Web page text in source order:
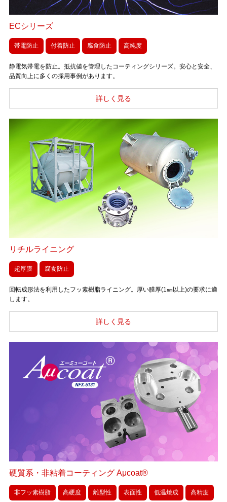
ECシリーズ
帯電防止 付着防止 腐食防止 高純度
静電気帯電を防止。抵抗値を管理したコーティングシリーズ。安心と安全、
品質向上に多くの採用事例があります。
リチルライニング
超厚膜 腐食防止
回転成形法を利用したフッ素樹脂ライニング。厚い膜厚(1㎜以上)の要求に適
します。
硬質系・非粘着コーティング Aμcoat®
非フッ素樹脂 高硬度 離型性 表面性 低温焼成 高精度